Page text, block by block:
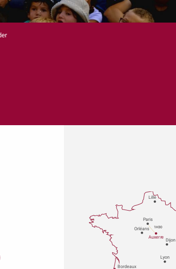
aux favoris
Paris
Dijon
Orléans
Bordeaux
Lyon
Auxerre
Lille
1H30